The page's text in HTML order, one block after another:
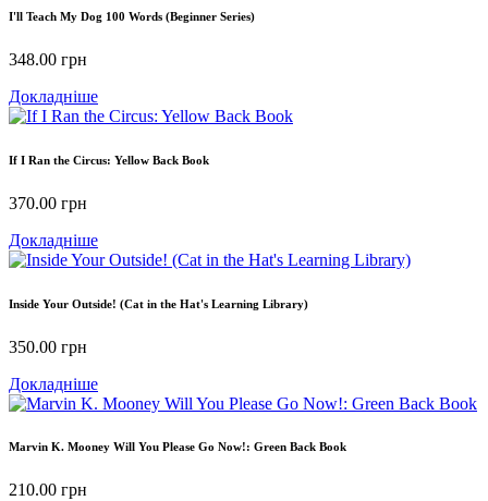
I'll Teach My Dog 100 Words (Beginner Series)
348.00 грн
Докладніше
If I Ran the Circus: Yellow Back Book
370.00 грн
Докладніше
Inside Your Outside! (Cat in the Hat's Learning Library)
350.00 грн
Докладніше
Marvin K. Mooney Will You Please Go Now!: Green Back Book
210.00 грн